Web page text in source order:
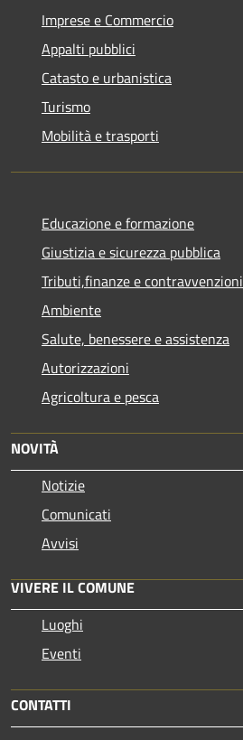
Imprese e Commercio
Appalti pubblici
Catasto e urbanistica
Turismo
Mobilità e trasporti
Educazione e formazione
Giustizia e sicurezza pubblica
Tributi,finanze e contravvenzioni
Ambiente
Salute, benessere e assistenza
Autorizzazioni
Agricoltura e pesca
NOVITÀ
Notizie
Comunicati
Avvisi
VIVERE IL COMUNE
Luoghi
Eventi
CONTATTI